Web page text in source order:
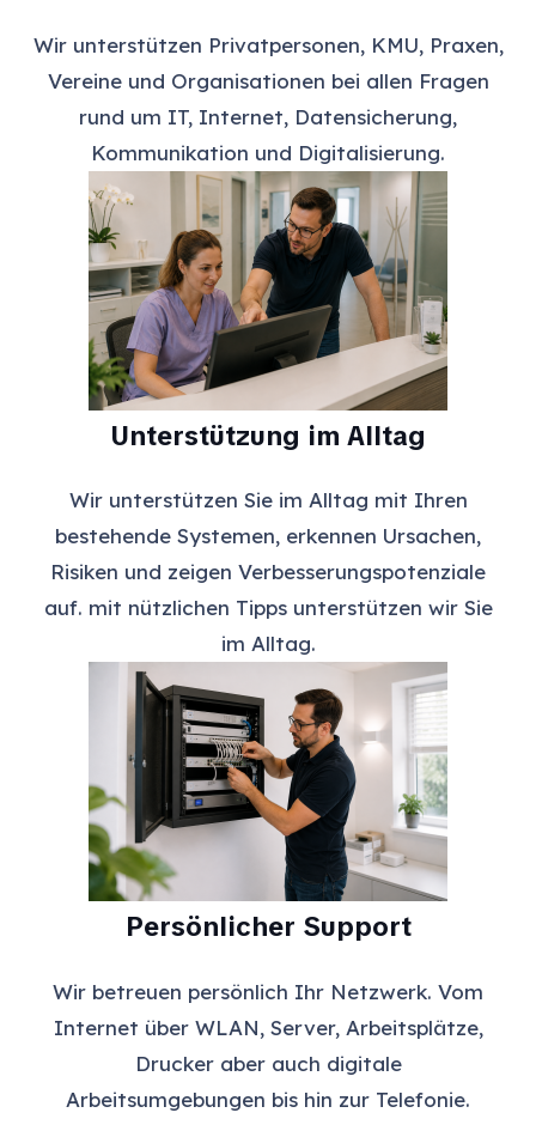
Wir unterstützen Privatpersonen, KMU, Praxen,
Vereine und Organisationen bei allen Fragen
rund um IT, Internet, Datensicherung,
Kommunikation und Digitalisierung.
Unterstützung im Alltag
Wir unterstützen Sie im Alltag mit Ihren
bestehende Systemen, erkennen Ursachen,
Risiken und zeigen Verbesserungspotenziale
auf. mit nützlichen Tipps unterstützen wir Sie
im Alltag.
Persönlicher Support
Wir betreuen persönlich Ihr Netzwerk. Vom
Internet über WLAN, Server, Arbeitsplätze,
Drucker aber auch digitale
Arbeitsumgebungen bis hin zur Telefonie.